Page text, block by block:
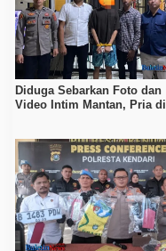
Diduga Sebarkan Foto dan
Video Intim Mantan, Pria di